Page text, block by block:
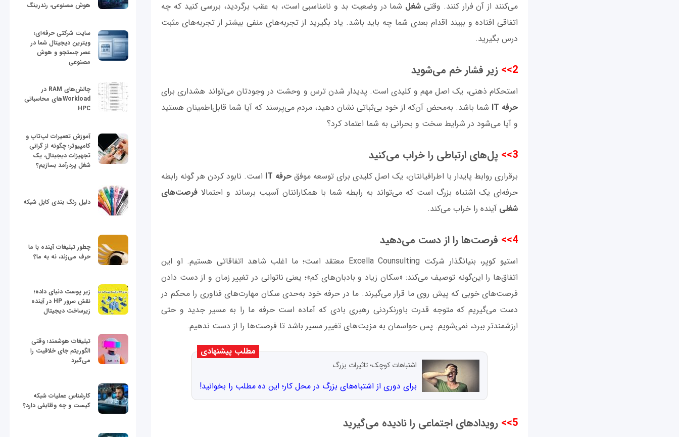
می‌کنند از آن فرار کنند. وقتی شغل شما در وضعیت بد و نامناسبی است، به عقب برگردید، بررسی کنید که چه
اتفاقی افتاده و ببیند اقدام بعدی شما چه باید باشد. یاد بگیرید از تجربه‌های منفی بیشتر از تجربه‌های مثبت
درس بگیرید.
2>> زیر فشار خم می‌شوید
استحکام ذهنی، یک اصل مهم و کلیدی است. پدیدار شدن ترس و وحشت در وجودتان می‌تواند هشداری برای
حرفه IT
شما باشد. به‌محض آن‌که از خود بی‌ثباتی نشان ‌دهید، مردم می‌پرسند که آیا شما قابل‌اطمینان هستید
و آیا می‌شود در شرایط سخت و بحرانی به شما اعتماد کرد؟
3>> پل‌های ارتباطی را خراب می‌کنید
برقراری روابط پایدار با اطرافیانتان، یک اصل کلیدی برای توسعه موفق حرفه IT
است. نابود کردن هر گونه رابطه‌
حرفه‌ای یک اشتباه بزرگ است که می‌تواند به رابطه شما با همکارانتان آسیب برساند و احتمالا فرصت‌های
شغلی آینده را خراب می‌کند.
4>> فرصت‌ها را از دست می‌دهید
استیو کوپر، ‌بنیانگذار شرکت Excella Counsulting معتقد است؛ ما اغلب شاهد اتفاقاتی هستیم. او این
اتفاق‌ها را این‌گونه توصیف می‌کند: «سکان زیاد و بادبان‌های کم»؛ یعنی ناتوانی در تغییر زمان و از دست دادن
فرصت‌های خوبی که پیش روی ما قرار می‌گیرند. ما در حرفه خود به‌حدی سکان مهارت‌های فناوری را محکم در
دست می‌گیریم که متوجه قدرت باورنکردنی رهبری بادی که آماده است حرفه ما را به مسیر جدید و حتی
ارزشمندتر ببرد، نمی‌شویم. پس حواسمان به مزیت‌های تغییر مسیر باشد تا فرصت‌ها را از دست ندهیم.
مطلب پیشنهادی
اشتباهات کوچک؛ تاثیرات بزرگ
برای دوری از اشتباه‌‌های بزرگ در محل کار؛ این ده مطلب را بخوانید!
5>> رویدادهای اجتماعی را نادیده می‌گیرید
هوش مصنوعی، رندرینگ
سایت شرکتی حرفه‌ای؛
ویترین دیجیتال شما در
عصر جستجو و هوش
مصنوعی
چالش‌های RAM در
Workloadهای محاسباتی
HPC
آموزش تعمیرات لپ‌تاپ و
کامپیوتر؛ چگونه از گرانی
تجهیزات دیجیتال، یک
شغل پردرآمد بسازیم؟
دلیل رنگ بندی کابل شبکه
چطور تبلیغات آینده با ما
حرف می‌زند، نه به ما؟
زیر پوست دنیای داده؛
نقش سرور HP در آینده
زیرساخت دیجیتال
تبلیغات هوشمند؛ وقتی
الگوریتم جای خلاقیت را
می‌گیرد
کارشناس عملیات شبکه
کیست و چه وظایفی دارد؟